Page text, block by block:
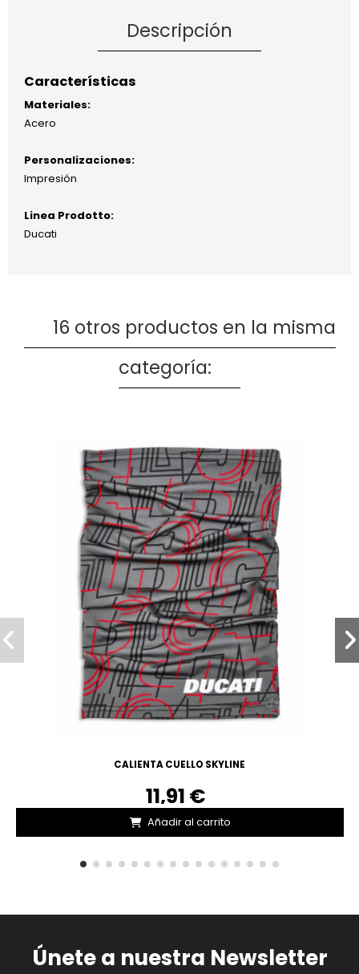
Descripción
Características
Materiales:
Acero
Personalizaciones:
Impresión
Linea Prodotto:
Ducati
16 otros productos en la misma
categoría:
CALIENTA CUELLO SKYLINE
11,91 €
Añadir al carrito
Únete a nuestra Newsletter